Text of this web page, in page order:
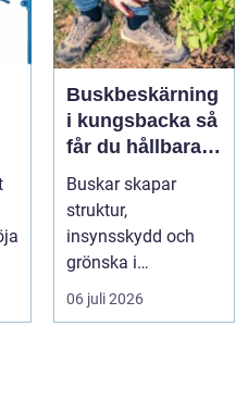
Buskbeskärning
i kungsbacka så
får du hållbara
och vackra
buskar året runt
Buskar skapar
struktur,
insynsskydd och
grönska i
trädgården, men
utan genomtänkt
06 juli 2026